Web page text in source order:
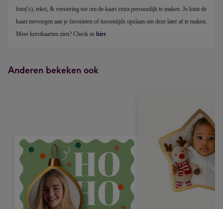
foto('s), tekst, & versiering toe om de kaart extra persoonlijk te maken. Je kunt de
kaart toevoegen aan je favorieten of tussentijds opslaan om deze later af te maken.
Meer kerstkaarten zien? Check ze hier.
Anderen bekeken ook